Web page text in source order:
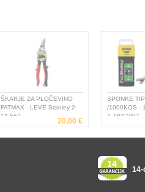
ŠKARJE ZA PLOČEVINO
FATMAX - LEVE Stanley 2-
14-562
20,00 €
SPONKE
/1000KOS -
1-TRA709T
14-